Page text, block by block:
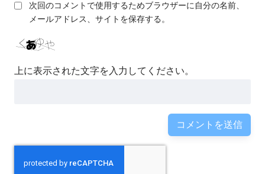
次回のコメントで使用するためブラウザーに自分の名前、
メールアドレス、サイトを保存する。
上に表示された文字を入力してください。